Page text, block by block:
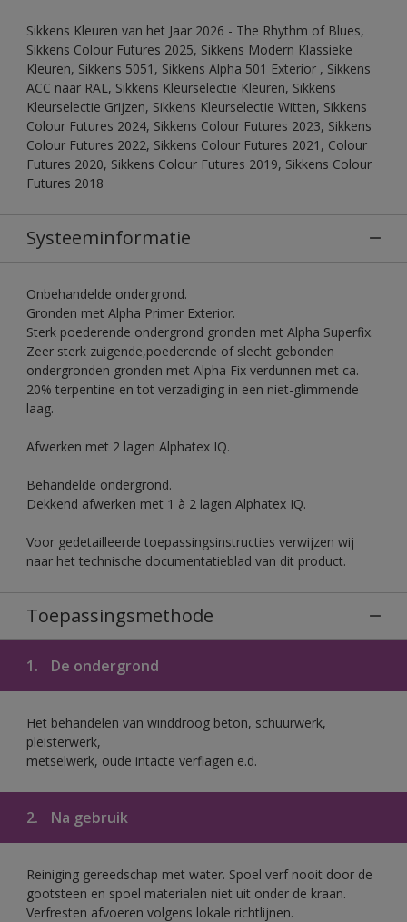
Sikkens Kleuren van het Jaar 2026 - The Rhythm of Blues,
Sikkens Colour Futures 2025, Sikkens Modern Klassieke
Kleuren, Sikkens 5051, Sikkens Alpha 501 Exterior , Sikkens
ACC naar RAL, Sikkens Kleurselectie Kleuren, Sikkens
Kleurselectie Grijzen, Sikkens Kleurselectie Witten, Sikkens
Colour Futures 2024, Sikkens Colour Futures 2023, Sikkens
Colour Futures 2022, Sikkens Colour Futures 2021, Colour
Futures 2020, Sikkens Colour Futures 2019, Sikkens Colour
Futures 2018
Systeeminformatie
Onbehandelde ondergrond.
Gronden met Alpha Primer Exterior.
Sterk poederende ondergrond gronden met Alpha Superfix.
Zeer sterk zuigende,poederende of slecht gebonden
ondergronden gronden met Alpha Fix verdunnen met ca.
20% terpentine en tot verzadiging in een niet-glimmende
laag.
Afwerken met 2 lagen Alphatex IQ.
Behandelde ondergrond.
Dekkend afwerken met 1 à 2 lagen Alphatex IQ.
Voor gedetailleerde toepassingsinstructies verwijzen wij
naar het technische documentatieblad van dit product.
Toepassingsmethode
1. De ondergrond
Het behandelen van winddroog beton, schuurwerk,
pleisterwerk,
metselwerk, oude intacte verflagen e.d.
2. Na gebruik
Reiniging gereedschap met water. Spoel verf nooit door de
gootsteen en spoel materialen niet uit onder de kraan.
Verfresten afvoeren volgens lokale richtlijnen.